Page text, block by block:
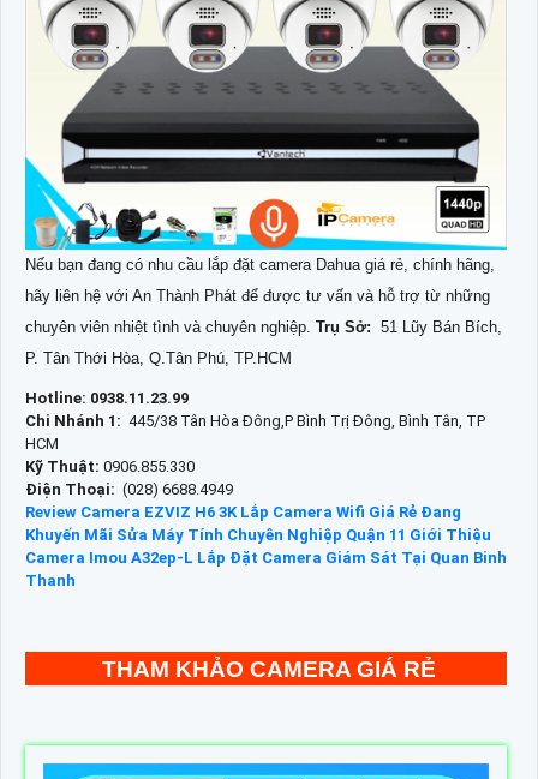
Nếu bạn đang có nhu cầu lắp đặt camera Dahua giá rẻ, chính hãng,
hãy liên hệ với An Thành Phát để được tư vấn và hỗ trợ từ những
chuyên viên nhiệt tình và chuyên nghiệp. Trụ Sở: 51 Lũy Bán Bích,
P. Tân Thới Hòa, Q.Tân Phú, TP.HCM
Hotline: 0938.11.23.99
Chi Nhánh 1: 445/38 Tân Hòa Đông,P Bình Trị Đông, Bình Tân, TP
HCM
Kỹ Thuật: 0906.855.330
Điện Thoại: (028) 6688.4949
Review Camera EZVIZ H6 3K Lắp Camera Wifi Giá Rẻ Đang
Khuyến Mãi Sửa Máy Tính Chuyên Nghiệp Quận 11 Giới Thiệu
Camera Imou A32ep-L Lắp Đặt Camera Giám Sát Tại Quan Binh
Thanh
THAM KHẢO CAMERA GIÁ RẺ